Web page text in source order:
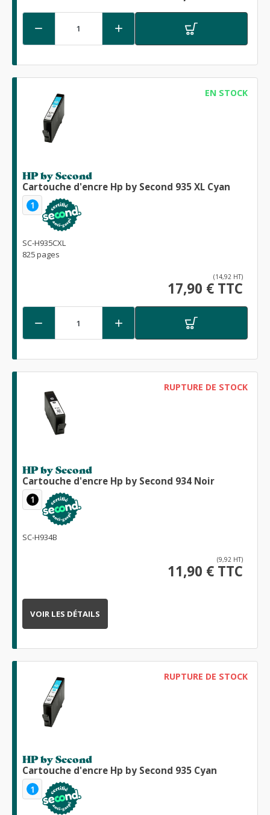
 
EN STOCK
HP by Second
Cartouche d'encre Hp by Second 935 XL Cyan
1
SC-H935CXL
825 pages
(14,92 HT)
17,90 € TTC
 
RUPTURE DE STOCK
HP by Second
Cartouche d'encre Hp by Second 934 Noir
1
SC-H934B
(9,92 HT)
11,90 € TTC
VOIR LES DÉTAILS
RUPTURE DE STOCK
HP by Second
Cartouche d'encre Hp by Second 935 Cyan
1